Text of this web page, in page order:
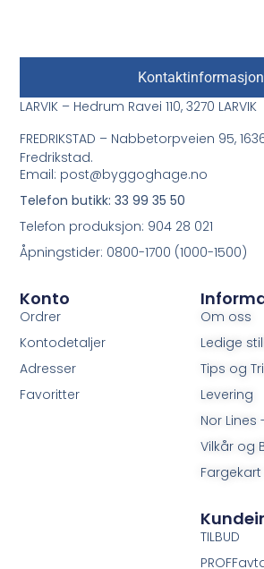
Om oss
Ledige
Tips og
Levering
Nor
Vilkår og
Konto
Ordrer
Kontodetaljer
Adresser
Favoritter
TILBUD
Kontaktinformasjon
LARVIK – Hedrum Ravei 110, 3270 LARVIK
FREDRIKSTAD – Nabbetorpveien 95,
Fredrikstad.
Email: post@byggoghage.no
Telefon butikk: 33 99 35 50
Telefon produksjon: 904 28 021
Åpningstider: 0800-1700 (1000-1500)